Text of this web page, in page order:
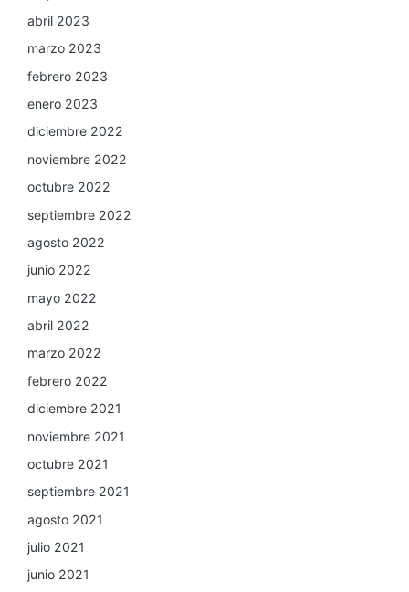
abril 2023
marzo 2023
febrero 2023
enero 2023
diciembre 2022
noviembre 2022
octubre 2022
septiembre 2022
agosto 2022
junio 2022
mayo 2022
abril 2022
marzo 2022
febrero 2022
diciembre 2021
noviembre 2021
octubre 2021
septiembre 2021
agosto 2021
julio 2021
junio 2021